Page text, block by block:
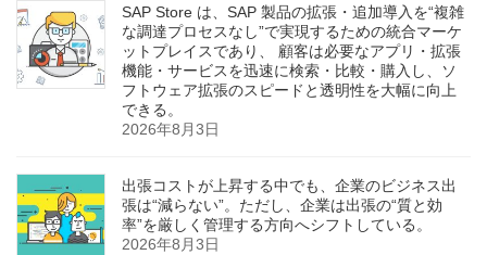
SAP Store は、SAP 製品の拡張・追加導入を“複雑
な調達プロセスなし”で実現するための統合マーケ
ットプレイスであり、 顧客は必要なアプリ・拡張
機能・サービスを迅速に検索・比較・購入し、ソ
フトウェア拡張のスピードと透明性を大幅に向上
できる。
2026年8月3日
出張コストが上昇する中でも、企業のビジネス出
張は“減らない”。ただし、企業は出張の“質と効
率”を厳しく管理する方向へシフトしている。
2026年8月3日